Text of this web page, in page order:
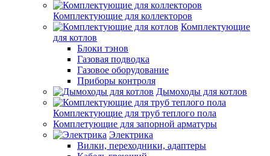
Комплектующие для коллекторов
Комплектующие
для котлов
Блоки тэнов
Газовая подводка
Газовое оборудование
Приборы контроля
Дымоходы для котлов
Комплектующие для труб теплого пола
Комплетующие для запорной арматуры
Электрика
Вилки, переходники, адаптеры